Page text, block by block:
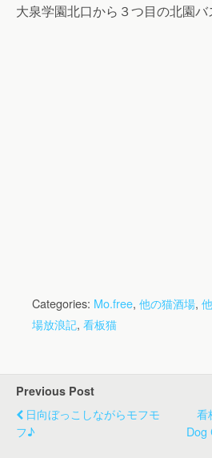
大泉学園北口から３つ目の北園
Categories: Mo.free, 他の猫酒場,
場放浪記, 看板猫
Previous Post
日向ぼっこしながらモフモ
フ♪
看
Dog